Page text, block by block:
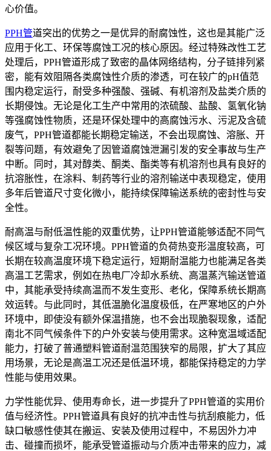
心价值。
PPH管道突出的优势之一是优异的耐腐蚀性，这也是其能广泛
应用于化工、环保等腐蚀工况的核心原因。经过特殊改性工艺
处理后，PPH管道形成了致密的晶体网络结构，分子链排列紧
密，能有效阻隔各类腐蚀性介质的渗透，可在较广的pH值范
围内稳定运行，耐受多种强酸、强碱、有机溶剂及盐类介质的
长期侵蚀。无论是化工生产中常用的浓硫酸、盐酸、氢氧化钠
等强腐蚀性物质，还是环保处理中的高腐蚀污水、污泥及含硫
废气，PPH管道都能长期稳定输送，不会出现腐蚀、溶胀、开
裂等问题，有效避免了因管道腐蚀泄漏引发的安全事故与生产
中断。同时，其对醇类、酮类、酯类等有机溶剂也具有良好的
抗溶胀性，在涂料、制药等行业的溶剂输送中表现稳定，使用
多年后管道尺寸变化微小，能持续保障输送系统的密封性与安
全性。
耐高温与耐低温性能的双重优势，让PPH管道能够适配不同气
候区域与复杂工况环境。PPH管道的负荷热变形温度较高，可
长期在较高温度环境下稳定运行，短期耐温能力也能满足各类
高温工艺需求，例如在热电厂冷却水系统、高温蒸汽输送管道
中，其能承受持续高温而不发生变形、老化，保障系统长期高
效运转。与此同时，其低温脆化温度极低，在严寒地区的户外
环境中，即使没有额外保温措施，也不会出现脆裂现象，适配
南北不同气候条件下的户外安装与使用需求。这种宽温域适配
能力，打破了普通塑料管道耐温范围狭窄的局限，扩大了其应
用场景，无论是高温工况还是低温环境，都能保持稳定的力学
性能与使用效果。
力学性能优异、使用寿命长，进一步提升了PPH管道的实用价
值与经济性。PPH管道具有良好的抗冲击性与抗刮痕能力，低
缺口敏感性使其在搬运、安装及使用过程中，不易因外力冲
击、碰撞而损坏，能承受管道振动与介质冲击带来的应力，减